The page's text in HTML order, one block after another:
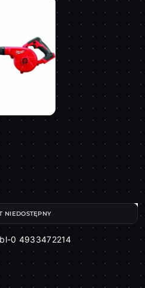
0 4933472214
NIEDOSTĘPNY